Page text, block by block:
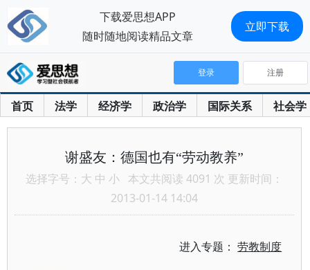
首页 法学 经济学 政治学 国际关系 社会学
登录 注册
谢盛友：德国也有“劳动教养”
选择字号： 大 中 小 本文共阅读 4091 次 更新时间：
2013-01-14 14:04
进入专题：劳教制度
下载爱思想APP
随时随地阅读精品文章
立即下载